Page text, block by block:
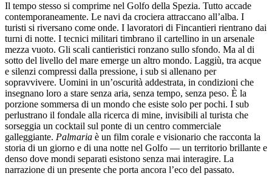
Il tempo stesso si comprime nel Golfo della Spezia. Tutto accade
contemporaneamente. Le navi da crociera attraccano all’alba. I
turisti si riversano come onde. I lavoratori di Fincantieri rientrano dai
turni di notte. I tecnici militari timbrano il cartellino in un arsenale
mezza vuoto. Gli scali cantieristici ronzano sullo sfondo. Ma al di
sotto del livello del mare emerge un altro mondo. Laggiù, tra acque
e silenzi compressi dalla pressione, i sub si allenano per
sopravvivere. Uomini in un’oscurità addestrata, in condizioni che
insegnano loro a stare senza aria, senza tempo, senza peso. È la
porzione sommersa di un mondo che esiste solo per pochi. I sub
perlustrano il fondale alla ricerca di mine, invisibili al turista che
sorseggia un cocktail sul ponte di un centro commerciale
galleggiante. Palmaria è un film corale e visionario che racconta la
storia di un giorno e di una notte nel Golfo — un territorio brillante e
denso dove mondi separati esistono senza mai interagire. La
narrazione di un presente che porta ancora l’eco del passato.